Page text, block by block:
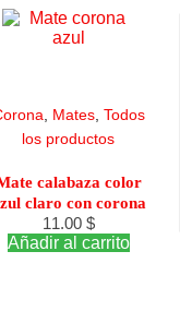
Mates, Todos
los productos
calabaza color
claro con corona
11.00 $
Añadir al carrito